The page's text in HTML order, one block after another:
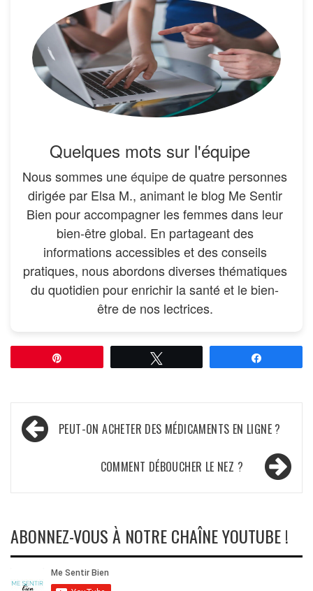
Quelques mots sur l'équipe
Nous sommes uneéquipede quatre personnes
dirigée par Elsa M., animant le blog Me Sentir
Bien pour accompagner les femmes dans leur
bien-être global. En partageant des
informations accessibles et des conseils
pratiques, nous abordons diverses thématiques
du quotidien pour enrichir la santé et le bien-
être de nos lectrices.
Navigation
de PEUT-ON ACHETER DES MÉDICAMENTS EN LIGNE ?
COMMENT DÉBOUCHER LE NEZ ?
ABONNEZ-VOUS À NOTRE CHAÎNE YOUTUBE !